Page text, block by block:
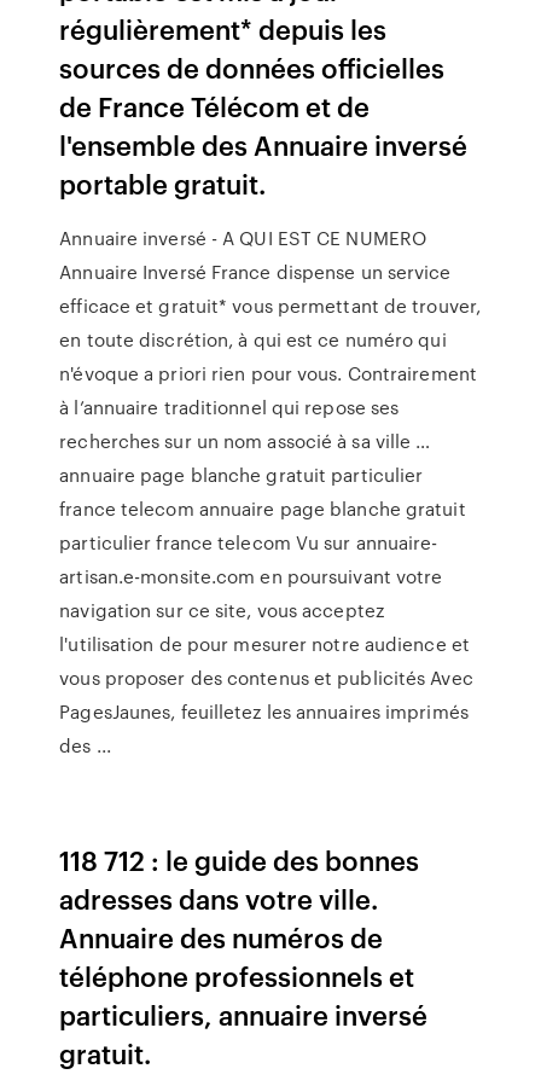
régulièrement* depuis les
sources de données officielles
de France Télécom et de
l'ensemble des Annuaire inversé
portable gratuit.
Annuaire inversé - A QUI EST CE NUMERO
Annuaire Inversé France dispense un service
efficace et gratuit* vous permettant de trouver,
en toute discrétion, à qui est ce numéro qui
n'évoque a priori rien pour vous. Contrairement
à l’annuaire traditionnel qui repose ses
recherches sur un nom associé à sa ville …
annuaire page blanche gratuit particulier
france telecom annuaire page blanche gratuit
particulier france telecom Vu sur annuaire-
artisan.e-monsite.com en poursuivant votre
navigation sur ce site, vous acceptez
l'utilisation de pour mesurer notre audience et
vous proposer des contenus et publicités Avec
PagesJaunes, feuilletez les annuaires imprimés
des ...
118 712 : le guide des bonnes
adresses dans votre ville.
Annuaire des numéros de
téléphone professionnels et
particuliers, annuaire inversé
gratuit.